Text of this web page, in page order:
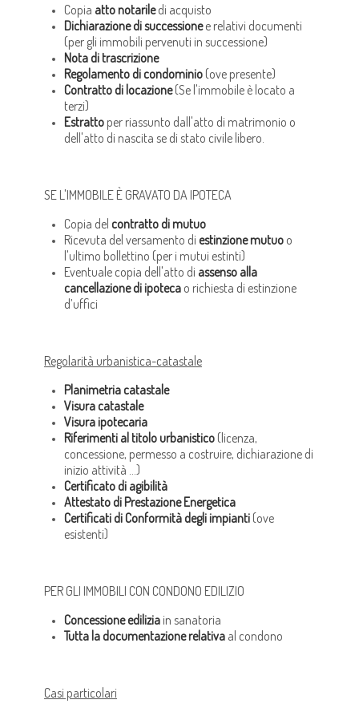
Copia atto notariledi acquisto
Dichiarazione di successionee relativi documenti
(per gli immobili pervenuti in successione)
Nota di trascrizione
Regolamento di condominio (ove presente)
Contratto di locazione(Se l'immobile è locato a
terzi)
Estratto per riassunto dall'atto di matrimonio o
dell'atto di nascita se di stato civile libero.
SE L'IMMOBILE È GRAVATO DA IPOTECA
Copia del contratto di mutuo
Ricevuta del versamento di estinzione mutuo o
l'ultimo bollettino (per i mutui estinti)
Eventuale copia dell'atto di assenso alla
cancellazione di ipoteca o richiesta di estinzione
d’uffici
Regolarità urbanistica-catastale
Planimetria catastale
Visura catastale
Visura ipotecaria
Riferimenti al titolo urbanistico (licenza,
concessione, permesso a costruire, dichiarazione di
inizio attività …)
Certificato di agibilità
Attestato di Prestazione Energetica
Certificati di Conformità degli impianti (ove
esistenti)
PER GLI IMMOBILI CON CONDONO EDILIZIO
Concessione edilizia in sanatoria
Tutta la documentazione relativa al condono
Casi particolari